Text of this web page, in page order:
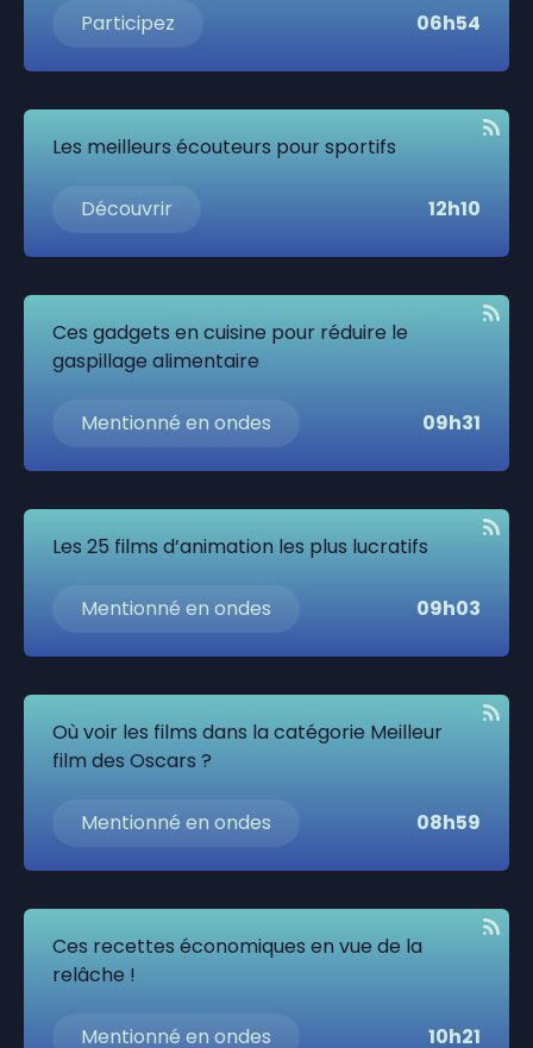
Participez 06h54
Les meilleurs écouteurs pour sportifs
Découvrir 12h10
Ces gadgets en cuisine pour réduire le
gaspillage alimentaire
Mentionné en ondes 09h31
Les 25 films d’animation les plus lucratifs
Mentionné en ondes 09h03
Où voir les films dans la catégorie Meilleur
film des Oscars ?
Mentionné en ondes 08h59
Ces recettes économiques en vue de la
relâche !
Mentionné en ondes 10h21